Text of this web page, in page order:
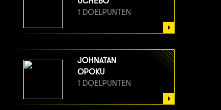
1 DOELPUNTEN
JOHNATAN
OPOKU
1 DOELPUNTEN